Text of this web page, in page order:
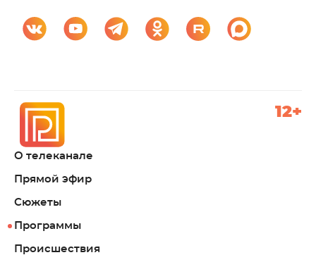
О телеканале
Прямой эфир
Сюжеты
Программы
Происшествия
12+